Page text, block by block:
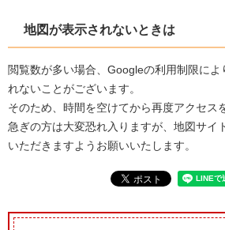
地図が表示されないときは
閲覧数が多い場合、Googleの利用制限によ
れないことがございます。
そのため、時間を空けてから再度アクセス
急ぎの方は大変恐れ入りますが、地図サイ
いただきますようお願いいたします。